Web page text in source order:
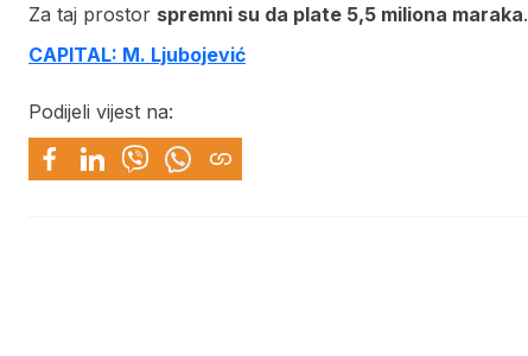
Za taj prostor spremni su da plate 5,5 miliona maraka.
CAPITAL: M. Ljubojević
Podijeli vijest na: